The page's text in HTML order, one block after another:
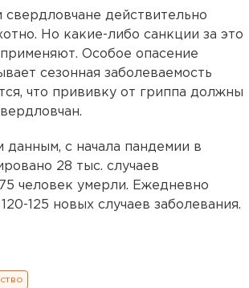
свердловчане действительно
Но какие-либо санкции за это
Особое опасение
сезонная заболеваемость
что прививку от гриппа должны
данным, с начала пандемии в
28 тыс. случаев
человек умерли. Ежедневно
125 новых случаев заболевания.